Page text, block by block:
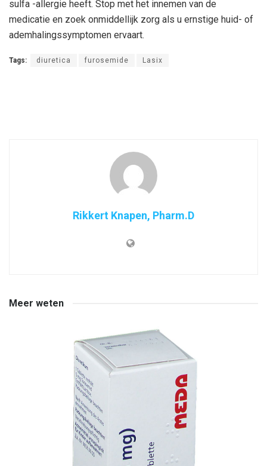
sulfa -allergie heeft. Stop met het innemen van de
medicatie en zoek onmiddellijk zorg als u ernstige huid- of
ademhalingssymptomen ervaart.
Tags: diuretica furosemide Lasix
Rikkert Knapen, Pharm.D
Meer weten